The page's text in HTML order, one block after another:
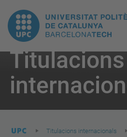
UPC.
Universitat
Politècnica
de
Catalunya
Titulacions
are
here:
Titulacions internacionals